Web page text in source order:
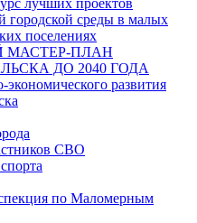
лучших проектов
городской среды в малых
поселениях
МАСТЕР-ПЛАН
ДО 2040 ГОДА
экономического развития
СВО
по Маломерным